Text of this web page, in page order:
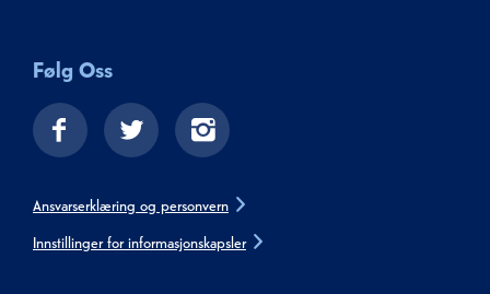
Følg Oss
Ansvarserklæring og personvern
Innstillinger for informasjonskapsler